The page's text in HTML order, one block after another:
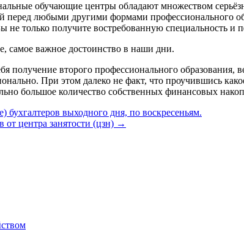
обучающие центры обладают множеством
перед любыми другими формами профессионального
только получите востребованную специальность и
самое важное достоинство в наши дни.
получение второго профессионального
При этом далеко не факт, что проучившись
большое количество собственных финансовых
выходного дня, по воскресеньям.
центра занятости (цзн) →